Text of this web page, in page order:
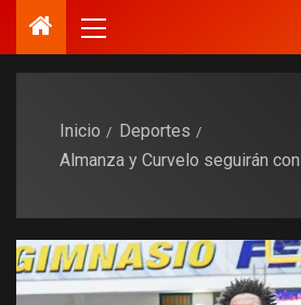
Inicio
Deportes
Almanza y Curvelo seguirán